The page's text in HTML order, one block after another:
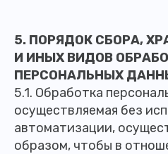
5. ПОРЯДОК СБОРА,
И ИНЫХ ВИДОВ
ПЕРСОНАЛЬНЫХ
5.1. Обработка
осуществляемая без
автоматизации,
образом, чтобы в